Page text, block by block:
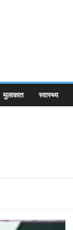
मुलाकात स्वास्थ्य